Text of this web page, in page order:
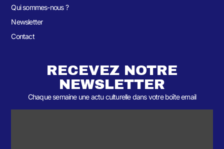
Qui sommes-nous ?
Newsletter
Contact
RECEVEZ NOTRE
NEWSLETTER
Chaque semaine une actu culturelle dans votre boîte email